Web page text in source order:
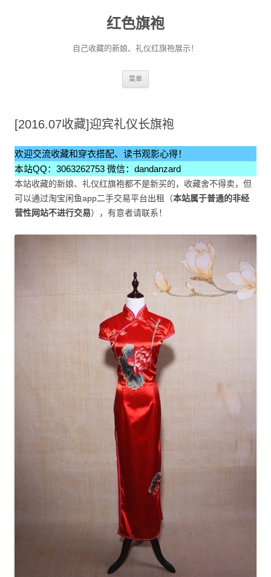
红色旗袍
自己收藏的新娘、礼仪红旗袍展示！
菜单
[2016.07收藏]迎宾礼仪长旗袍
欢迎交流收藏和穿衣搭配、读书观影心得！
本站QQ：3063262753 微信：dandanzard
本站收藏的新娘、礼仪红旗袍都不是新买的，收藏舍不得卖，但
可以通过淘宝闲鱼app二手交易平台出租（本站属于普通的非经
营性网站不进行交易），有意者请联系！